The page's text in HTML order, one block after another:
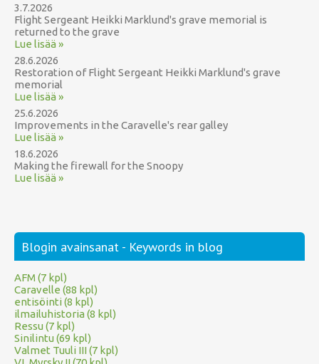
3.7.2026
Flight Sergeant Heikki Marklund's grave memorial is
returned to the grave
Lue lisää »
28.6.2026
Restoration of Flight Sergeant Heikki Marklund's grave
memorial
Lue lisää »
25.6.2026
Improvements in the Caravelle's rear galley
Lue lisää »
18.6.2026
Making the firewall for the Snoopy
Lue lisää »
Blogin avainsanat - Keywords in blog
AFM (7 kpl)
Caravelle (88 kpl)
entisöinti (8 kpl)
ilmailuhistoria (8 kpl)
Ressu (7 kpl)
Sinilintu (69 kpl)
Valmet Tuuli III (7 kpl)